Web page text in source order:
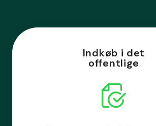
Indkøb i det
offentlige